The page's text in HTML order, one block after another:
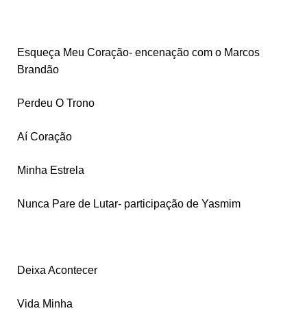
Esqueça Meu Coração- encenação com o Marcos
Brandão
Perdeu O Trono
Aí Coração
Minha Estrela
Nunca Pare de Lutar- participação de Yasmim
Deixa Acontecer
Vida Minha